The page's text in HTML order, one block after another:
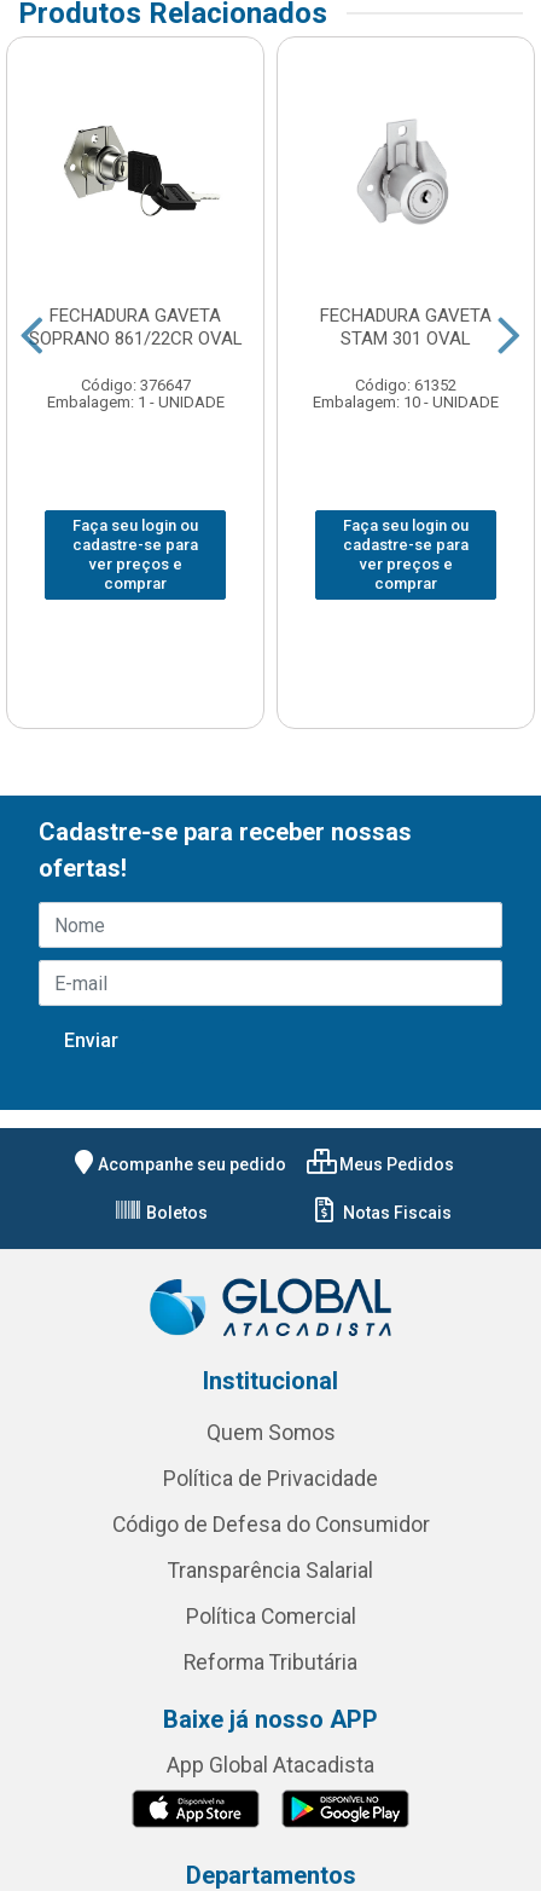
Produtos Relacionados
FECHADURA GAVETA
SOPRANO 861/22CR OVAL
Código: 376647
Embalagem: 1 - UNIDADE
Faça seu login ou
cadastre-se para
ver preços e
comprar
FECHADURA GAVETA
STAM 301 OVAL
Código: 61352
Embalagem: 10 - UNIDADE
Faça seu login ou
cadastre-se para
ver preços e
comprar
Cadastre-se para receber nossas
ofertas!
Acompanhe seu pedido Meus Pedidos
Boletos Notas Fiscais
Institucional
Quem Somos
Política de Privacidade
Código de Defesa do Consumidor
Transparência Salarial
Política Comercial
Reforma Tributária
Baixe já nosso APP
App Global Atacadista
Departamentos